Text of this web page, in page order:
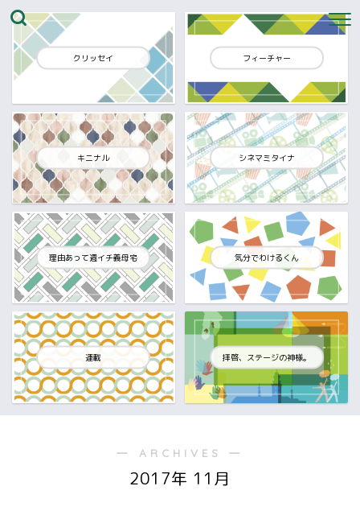
クリッセイ フィーチャー
キニナル シネマミタイナ
理由あって週イチ義母宅 気分でわけるくん
連載 拝啓、ステージの神様。
― ARCHIVES ―
2017年 11月